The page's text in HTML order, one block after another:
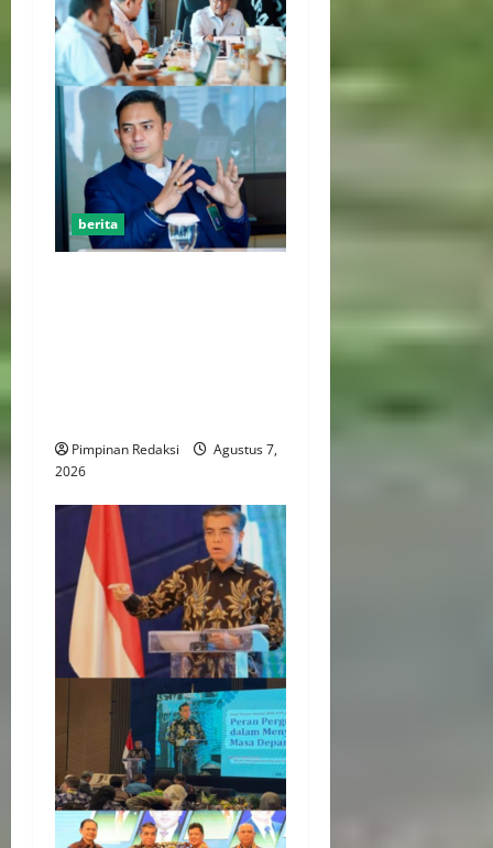
berita
Pimpinan Redaksi
Agustus 7,
2026